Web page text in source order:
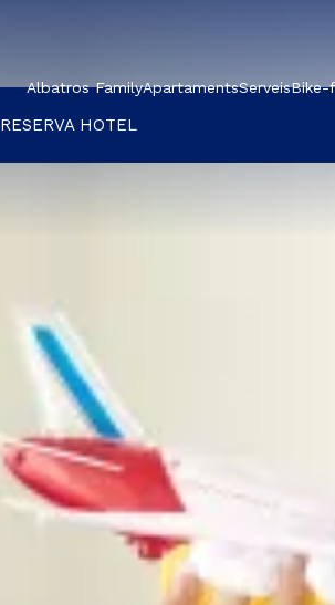
Albatros FamilyApartamentsServeisBike-
RESERVA HOTEL